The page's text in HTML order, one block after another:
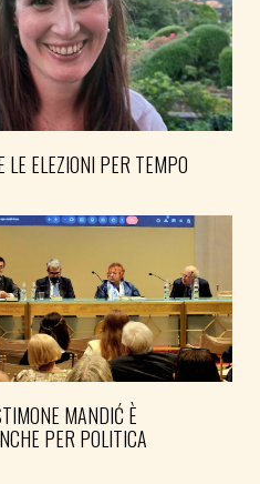
LE ELEZIONI PER TEMPO
MANDIĆ È
PER POLITICA